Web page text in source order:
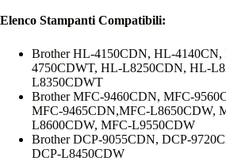
Elenco Stampanti Compatibili:
Brother HL-4150CDN, HL-
4750CDWT, HL-L8250CDN, HL-
L8350CDWT
Brother MFC-9460CDN, MFC-
MFC-9465CDN,MFC-L8650CDW,
L8600CDW, MFC-L9550CDW
Brother DCP-9055CDN, DCP-
DCP-L8450CDW